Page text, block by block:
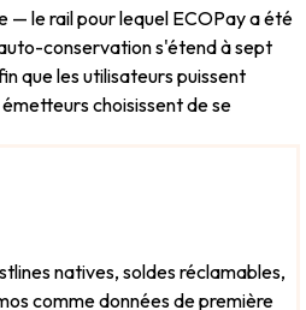
— le rail pour lequel ECOPay a été
conservation s'étend à sept
que les utilisateurs puissent
choisissent de se
natives, soldes réclamables,
comme données de première